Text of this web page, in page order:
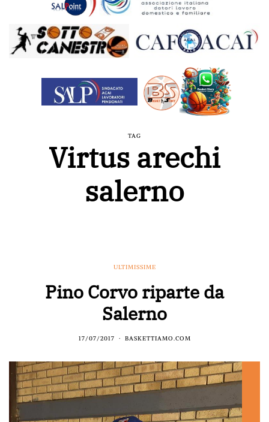
TAG
Virtus arechi
salerno
ULTIMISSIME
Pino Corvo riparte da
Salerno
17/07/2017 BASKETTIAMO.COM